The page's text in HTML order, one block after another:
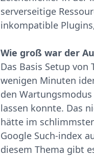
serverseitige
inkompatible
Wie groß war der
Das Basis Setup von
wenigen Minuten
den
lassen konnte. Das
hätte im
Google Such-index
diesem Thema gibt